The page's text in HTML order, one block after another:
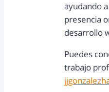
ayudando
presencia
desarrollo
Puedes
trabajo